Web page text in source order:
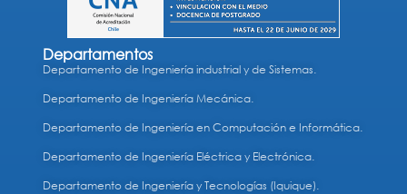
Departamentos
Departamento de Ingeniería industrial y de Sistemas.
Departamento de Ingeniería Mecánica.
Departamento de Ingeniería en Computación e Informática.
Departamento de Ingeniería Eléctrica y Electrónica.
Departamento de Ingeniería y Tecnologías (Iquique).